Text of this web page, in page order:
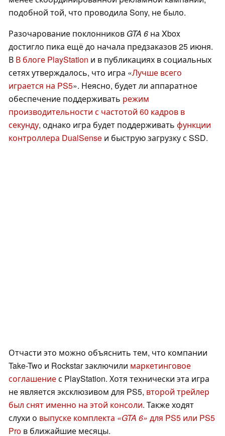
подобной той, что проводила Sony, не было.
Разочарование поклонников GTA 6 на Xbox
достигло пика ещё до начала предзаказов 25 июня.
В В блоге PlayStation и в публикациях в социальных
сетях утверждалось, что игра «Лучше всего
играется на PS5». Неясно, будет ли аппаратное
обеспечение поддерживать режим
производительности с частотой 60 кадров в
секунду, однако игра будет поддерживать функции
контроллера DualSense и быструю загрузку с SSD.
Отчасти это можно объяснить тем, что компании
Take-Two и Rockstar заключили маркетинговое
соглашениес PlayStation. Хотя технически эта игра
не является эксклюзивом для PS5, второй трейлер
был снят именно на этой консоли. Также ходят
слухи о выпуске комплекта «GTA 6» для PS5 или PS5
Pro в ближайшие месяцы.